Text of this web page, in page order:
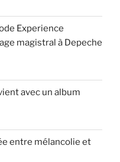
Experience
magistral à Depeche
avec un album
entre mélancolie et